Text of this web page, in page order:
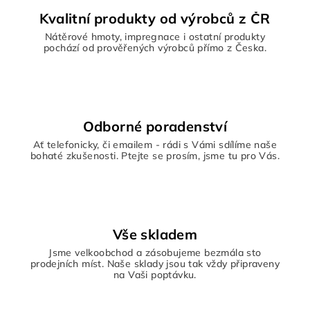
Kvalitní produkty od výrobců z ČR
Nátěrové hmoty, impregnace i ostatní produkty
pochází od prověřených výrobců přímo z Česka.
Odborné poradenství
Ať telefonicky, či emailem - rádi s Vámi sdílíme naše
bohaté zkušenosti. Ptejte se prosím, jsme tu pro Vás.
Vše skladem
Jsme velkoobchod a zásobujeme bezmála sto
prodejních míst. Naše sklady jsou tak vždy připraveny
na Vaši poptávku.